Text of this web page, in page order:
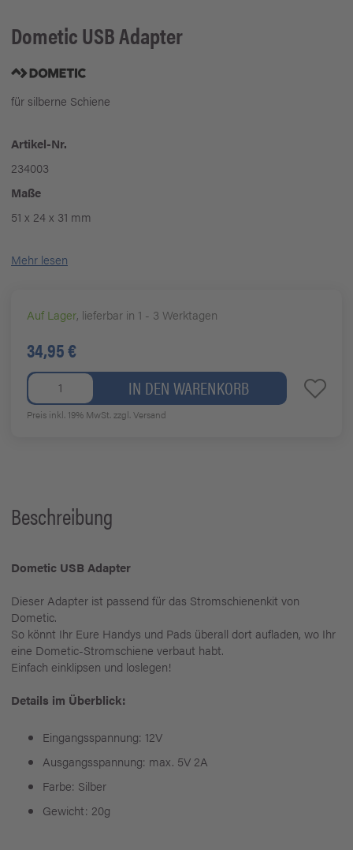
DometicUSB Adapter
für silberne Schiene
Artikel-Nr.
234003
Maße
51 x 24 x 31 mm
Mehr lesen
Auf Lager, lieferbar in 1 - 3 Werktagen
34,95 €
IN DEN WARENKORB
Preis inkl. 19% MwSt.zzgl. Versand
Beschreibung
Dometic USB Adapter
Dieser Adapter ist passend für das Stromschienenkit von
Dometic.
So könnt Ihr Eure Handys und Pads überall dort aufladen, wo Ihr
eine Dometic-Stromschiene verbaut habt.
Einfach einklipsen und loslegen!
Details im Überblick:
Eingangsspannung: 12V
Ausgangsspannung: max. 5V 2A
Farbe: Silber
Gewicht: 20g